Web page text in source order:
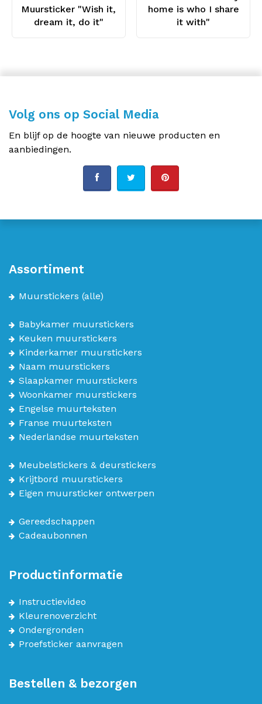
Muursticker "Wish it,
dream it, do it"
home is who I share
it with"
Volg ons op Social Media
En blijf op de hoogte van nieuwe producten en
aanbiedingen.
Assortiment
Muurstickers (alle)
Babykamer muurstickers
Keuken muurstickers
Kinderkamer muurstickers
Naam muurstickers
Slaapkamer muurstickers
Woonkamer muurstickers
Engelse muurteksten
Franse muurteksten
Nederlandse muurteksten
Meubelstickers & deurstickers
Krijtbord muurstickers
Eigen muursticker ontwerpen
Gereedschappen
Cadeaubonnen
Productinformatie
Instructievideo
Kleurenoverzicht
Ondergronden
Proefsticker aanvragen
Bestellen & bezorgen